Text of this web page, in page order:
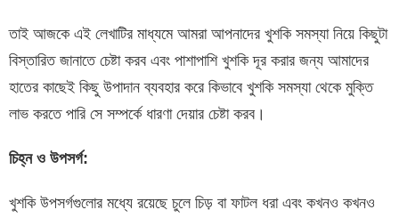
তাই আজকে এই লেখাটির মাধ্যমে আমরা আপনাদের খুশকি সমস্যা নিয়ে কিছুটা
বিস্তারিত জানাতে চেষ্টা করব এবং পাশাপাশি খুশকি দূর করার জন্য আমাদের
হাতের কাছেই কিছু উপাদান ব্যবহার করে কিভাবে খুশকি সমস্যা থেকে মুক্তি
লাভ করতে পারি সে সম্পর্কে ধারণা দেয়ার চেষ্টা করব।
চিহ্ন ও উপসর্গ:
খুশকি উপসর্গগুলোর মধ্যে রয়েছে চুলে চিড় বা ফাটল ধরা এবং কখনও কখনও